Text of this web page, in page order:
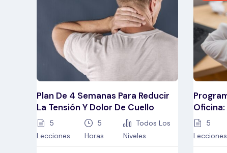
Plan De 4 Semanas Para Reducir
La Tensión Y Dolor De Cuello
5
Lecciones
5
Horas
Todos Los
Niveles
5
Lecciones